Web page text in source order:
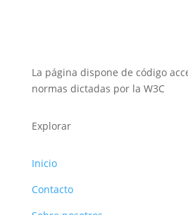
La página dispone de código
normas dictadas por la W3C
Explorar
Inicio
Contacto